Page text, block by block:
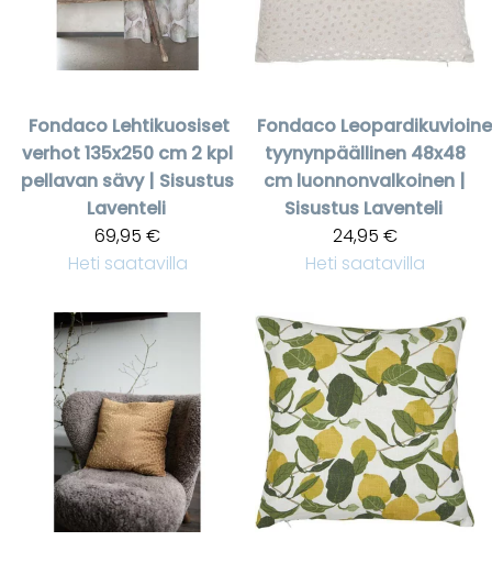
Fondaco Lehtikuosiset
verhot 135x250 cm 2 kpl
pellavan sävy | Sisustus
Laventeli
69,95 €
Heti saatavilla
Fondaco
tyynynpäällinen 48x48
cm luonnonvalkoinen |
Sisustus Laventeli
24,95 €
Heti saatavilla